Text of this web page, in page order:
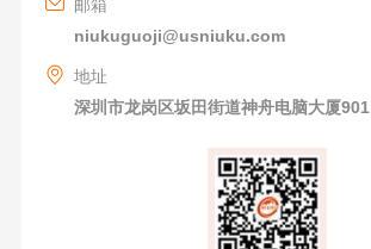
邮箱
niukuguoji@usniuku.com
地址
深圳市龙岗区坂田街道神舟电脑大厦901